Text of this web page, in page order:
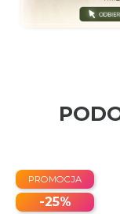
PROMOCJA
-25%